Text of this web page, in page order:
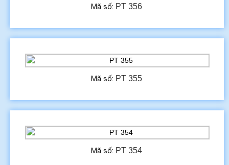
Mã số: PT 356
Mã số: PT 355
Mã số: PT 354